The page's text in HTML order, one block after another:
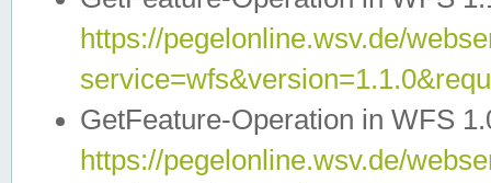
https://pegelonline.wsv.de/
GetFeature-Operation in WFS
https://pegelonline.wsv.de/